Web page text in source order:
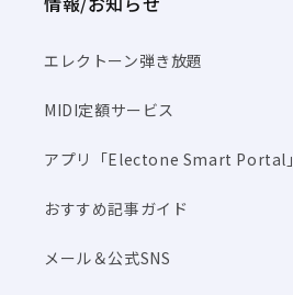
エレクトーン弾き放題
MIDI定額サービス
アプリ「Electone Smart Portal」
おすすめ記事ガイド
メール＆公式SNS